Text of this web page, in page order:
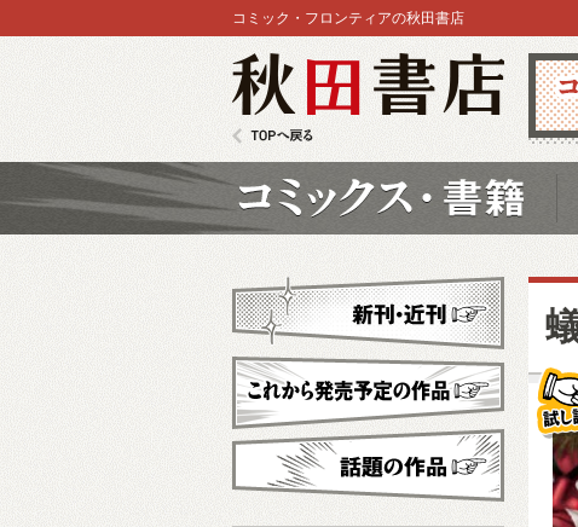
コミ
コミック・フロンティアの秋田書店
試し読
新刊・近刊
これから発売予定